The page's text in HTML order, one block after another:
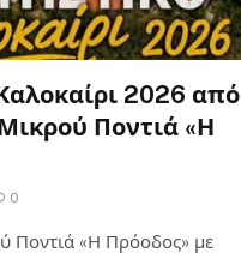
2026 από
Ποντιά «Η
0
Ποντιά «Η Πρόοδος» με